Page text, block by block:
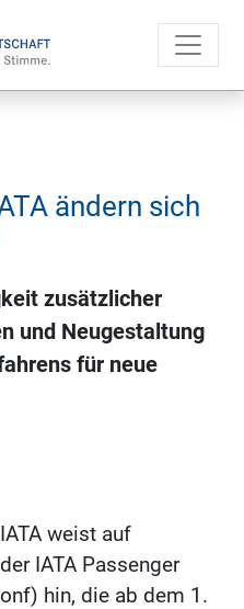
ändern sich
zusätzlicher
und Neugestaltung
für neue
weist auf
IATA Passenger
hin, die ab dem 1.